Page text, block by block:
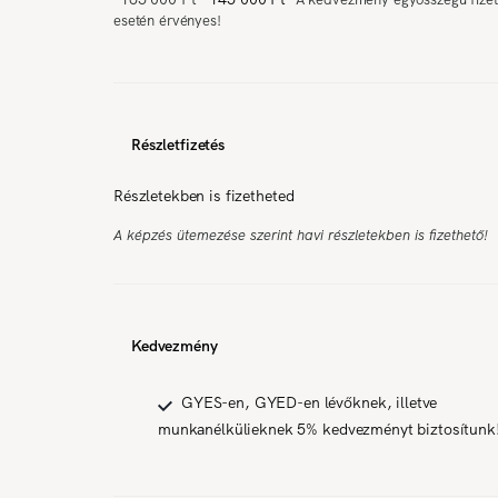
esetén érvényes!
Részletfizetés
Részletekben is fizetheted
A képzés ütemezése szerint havi részletekben is fizethető!
Kedvezmény
GYES-en, GYED-en lévőknek, illetve
munkanélkülieknek 5% kedvezményt